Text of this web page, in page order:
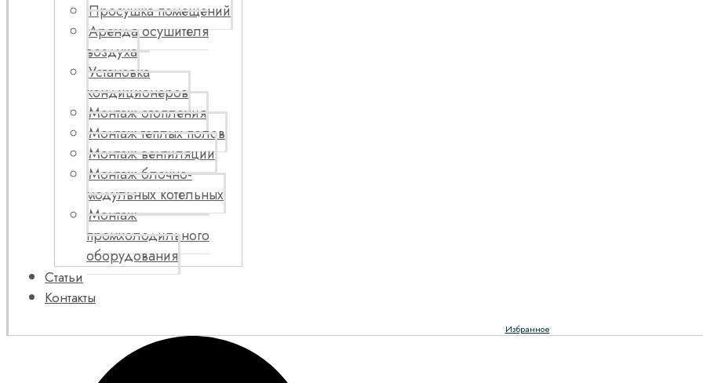
Просушка помещений
Аренда осушителя
воздуха
Установка
кондиционеров
Монтаж отопления
Монтаж теплых полов
Монтаж вентиляции
Монтаж блочно-
модульных котельных
Монтаж
промхолодильного
оборудования
Статьи
Контакты
Избранное